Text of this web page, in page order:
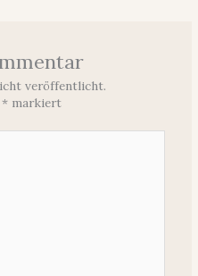
veröffentlicht.
*markiert